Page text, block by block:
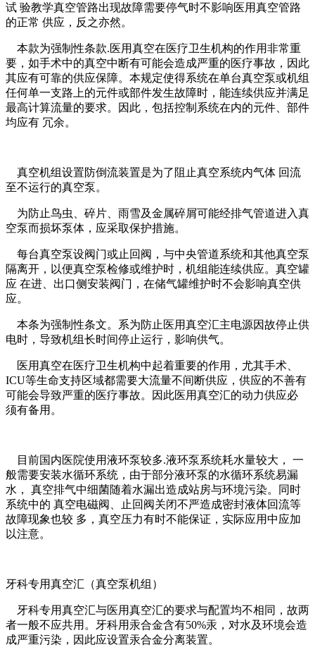
试 验教学真空管路出现故障需要停气时不影响医用真空管路
的正常 供应，反之亦然。
本款为强制性条款.医用真空在医疗卫生机构的作用非常重
要，如手术中的真空中断有可能会造成严重的医疗事故，因此
其应有可靠的供应保障。本规定使得系统在单台真空泵或机组
任何单一支路上的元件或部件发生故障时，能连续供应并满足
最高计算流量的要求。因此，包括控制系统在内的元件、部件
均应有 冗余。
真空机组设置防倒流装置是为了阻止真空系统内气体 回流
至不运行的真空泵。
为防止鸟虫、碎片、雨雪及金属碎屑可能经排气管道进入真
空泵而损坏泵体，应采取保护措施。
每台真空泵设阀门或止回阀，与中央管道系统和其他真空泵
隔离开，以便真空泵检修或维护时，机组能连续供应。真空罐
应 在进、出口侧安装阀门，在储气罐维护时不会影响真空供
应。
本条为强制性条文。系为防止医用真空汇主电源因故停止供
电时，导致机组长时间停止运行，影响供气。
医用真空在医疗卫生机构中起着重要的作用，尤其手术、
ICU等生命支持区域都需要大流量不间断供应，供应的不善有
可能会导致严重的医疗事故。因此医用真空汇的动力供应必
须有备用。
目前国内医院使用液环泵较多.液环泵系统耗水量较大， 一
般需要安装水循环系统，由于部分液环泵的水循环系统易漏
水， 真空排气中细菌随着水漏出造成站房与环境污染。同时
系统中的 真空电磁阀、止回阀关闭不严造成密封液体回流等
故障现象也较 多，真空压力有时不能保证，实际应用中应加
以注意。
牙科专用真空汇（真空泵机组）
牙科专用真空汇与医用真空汇的要求与配置均不相同，故两
者一般不应共用。牙科用汞合金含有50%汞，对水及环境会造
成严重污染，因此应设置汞合金分离装置。